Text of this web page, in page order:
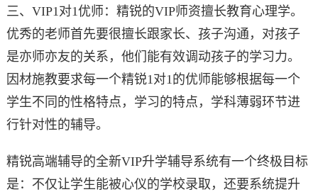
三、VIP1对1优师：精锐的VIP师资擅长教育心理学。
优秀的老师首先要很擅长跟家长、孩子沟通，对孩子
是亦师亦友的关系，他们能有效调动孩子的学习力。
因材施教要求每一个精锐1对1的优师能够根据每一个
学生不同的性格特点，学习的特点，学科薄弱环节进
行针对性的辅导。
精锐高端辅导的全新VIP升学辅导系统有一个终极目标
是：不仅让学生能被心仪的学校录取，还要系统提升